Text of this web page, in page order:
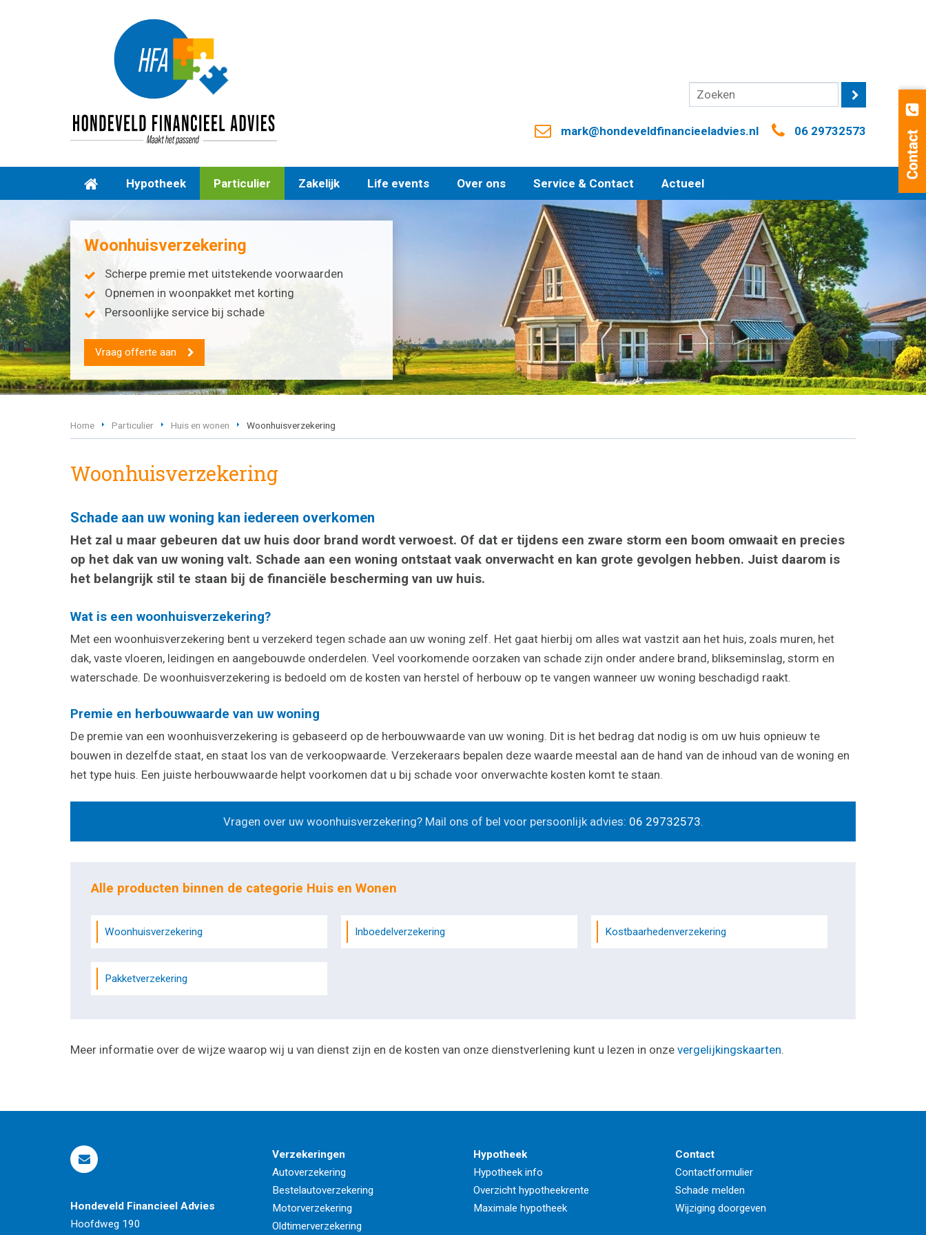
mark@hondeveldfinancieeladvies.nl 06 29732573
Hypotheek Particulier Zakelijk Life events Over ons Service & Contact Actueel
Woonhuisverzekering
Scherpe premie met uitstekende voorwaarden
Opnemen in woonpakket met korting
Persoonlijke service bij schade
Vraag offerte aan
Home Particulier Huis en wonen Woonhuisverzekering
Woonhuisverzekering
Schade aan uw woning kan iedereen overkomen
Het zal u maar gebeuren dat uw huis door brand wordt verwoest. Of dat er tijdens een zware storm een boom omwaait en precies
op het dak van uw woning valt. Schade aan een woning ontstaat vaak onverwacht en kan grote gevolgen hebben. Juist daarom is
het belangrijk stil te staan bij de financiële bescherming van uw huis.
Wat is een woonhuisverzekering?
Met een woonhuisverzekering bent u verzekerd tegen schade aan uw woning zelf. Het gaat hierbij om alles wat vastzit aan het huis, zoals muren, het
dak, vaste vloeren, leidingen en aangebouwde onderdelen. Veel voorkomende oorzaken van schade zijn onder andere brand, blikseminslag, storm en
waterschade. De woonhuisverzekering is bedoeld om de kosten van herstel of herbouw op te vangen wanneer uw woning beschadigd raakt.
Premie en herbouwwaarde van uw woning
De premie van een woonhuisverzekering is gebaseerd op de herbouwwaarde van uw woning. Dit is het bedrag dat nodig is om uw huis opnieuw te
bouwen in dezelfde staat, en staat los van de verkoopwaarde. Verzekeraars bepalen deze waarde meestal aan de hand van de inhoud van de woning en
het type huis. Een juiste herbouwwaarde helpt voorkomen dat u bij schade voor onverwachte kosten komt te staan.
Vragen over uw woonhuisverzekering? Mail ons of bel voor persoonlijk advies: 06 29732573.
Alle producten binnen de categorie Huis en Wonen
Woonhuisverzekering Inboedelverzekering Kostbaarhedenverzekering
Pakketverzekering
Meer informatie over de wijze waarop wij u van dienst zijn en de kosten van onze dienstverlening kunt u lezen in onze vergelijkingskaarten.
Hondeveld Financieel Advies
Hoofdweg 190
Verzekeringen
Autoverzekering
Bestelautoverzekering
Motorverzekering
Oldtimerverzekering
Hypotheek
Hypotheek info
Overzicht hypotheekrente
Maximale hypotheek
Contact
Contactformulier
Schade melden
Wijziging doorgeven